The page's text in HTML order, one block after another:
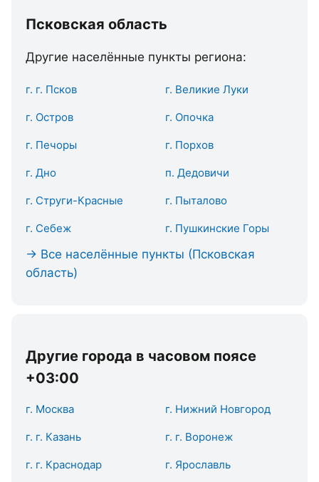
Псковская область
Другие населённые пункты региона:
г. г. Псков г. Великие Луки
г. Остров г. Опочка
г. Печоры г. Порхов
г. Дно п. Дедовичи
г. Струги-Красные г. Пыталово
г. Себеж г. Пушкинские Горы
→ Все населённые пункты (Псковская
область)
Другие города в часовом поясе
+03:00
г. Москва г. Нижний Новгород
г. г. Казань г. г. Воронеж
г. г. Краснодар г. Ярославль